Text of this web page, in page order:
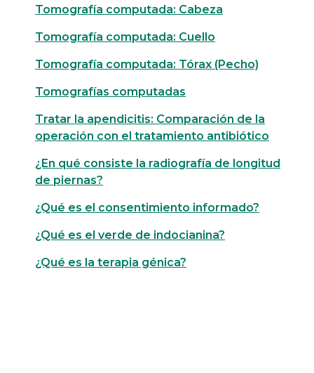
Tomografía computada: Cabeza
Tomografía computada: Cuello
Tomografía computada: Tórax (Pecho)
Tomografías computadas
Tratar la apendicitis: Comparación de la
operación con el tratamiento antibiótico
¿En qué consiste la radiografía de longitud
de piernas?
¿Qué es el consentimiento informado?
¿Qué es el verde de indocianina?
¿Qué es la terapia génica?